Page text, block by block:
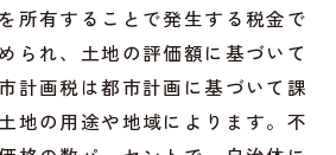
所有することで発生する税金で
られ、土地の評価額に基づいて
計画税は都市計画に基づいて課
地の用途や地域によります。不